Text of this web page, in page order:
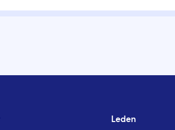
Leden